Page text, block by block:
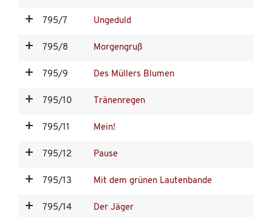
795/7 Ungeduld
795/8 Morgengruß
795/9 Des Müllers Blumen
795/10 Tränenregen
795/11 Mein!
795/12 Pause
795/13 Mit dem grünen Lautenbande
795/14 Der Jäger